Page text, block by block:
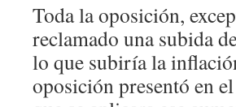
Toda la oposición,
reclamado una subida
lo que subiría la
oposición presentó en